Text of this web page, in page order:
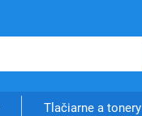
Tlačiarne a tonery